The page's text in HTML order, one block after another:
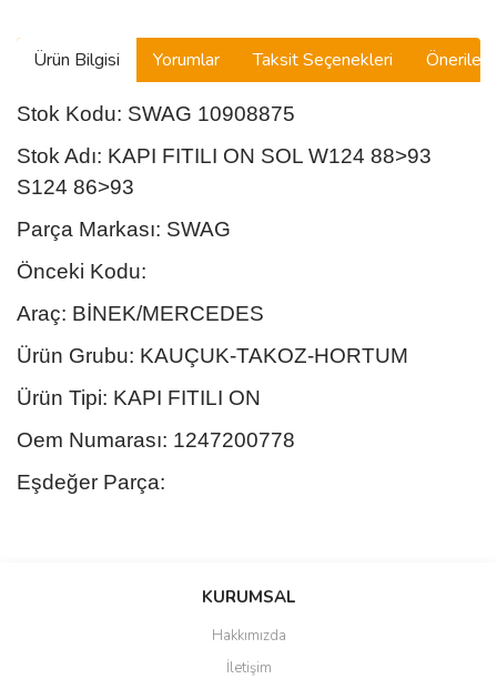
Ürün Bilgisi Yorumlar Taksit Seçenekleri
Stok Kodu: SWAG 10908875
Stok Adı: KAPI FITILI ON SOL W124 88>93
S124 86>93
Parça Markası: SWAG
Önceki Kodu:
Araç: BİNEK/MERCEDES
Ürün Grubu: KAUÇUK-TAKOZ-HORTUM
Ürün Tipi: KAPI FITILI ON
Oem Numarası: 1247200778
Eşdeğer Parça:
Bu ürüne ilk yorumu siz yapın!
Yorum Yaz
Ürün resmi kalitesiz, bozuk veya görüntülenemiyor.
KURUMSAL
Hakkımızda
İletişim